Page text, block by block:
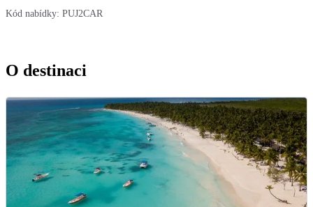
Kód nabídky: PUJ2CAR
O destinaci